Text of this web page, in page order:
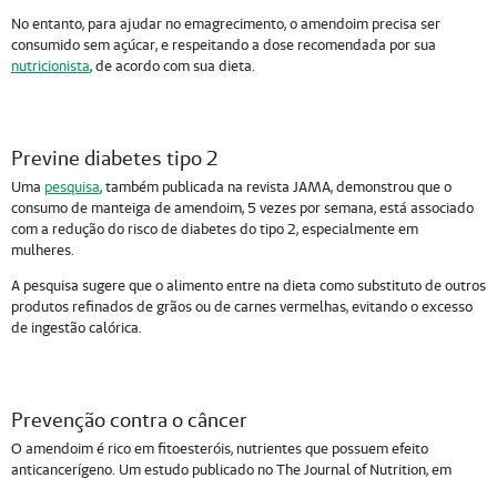
No entanto, para ajudar no emagrecimento, o amendoim precisa ser
consumido sem açúcar, e respeitando a dose recomendada por sua
nutricionista, de acordo com sua dieta.
Previne diabetes tipo 2
Uma pesquisa, também publicada na revista JAMA, demonstrou que o
consumo de manteiga de amendoim, 5 vezes por semana, está associado
com a redução do risco de diabetes do tipo 2, especialmente em
mulheres.
A pesquisa sugere que o alimento entre na dieta como substituto de outros
produtos refinados de grãos ou de carnes vermelhas, evitando o excesso
de ingestão calórica.
Prevenção contra o câncer
O amendoim é rico em fitoesteróis, nutrientes que possuem efeito
anticancerígeno. Um estudo publicado no The Journal of Nutrition, em